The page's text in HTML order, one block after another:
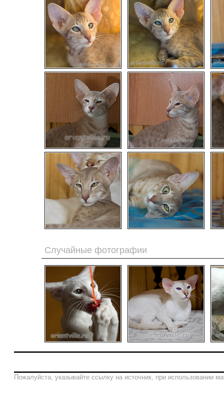
Случайные фотографии
Пожалуйста, указывайте ссылку на источник, при использовании